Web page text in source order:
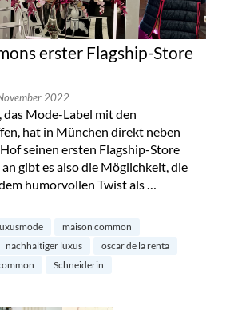
erster Flagship-Store
2022
Mode-Label mit den
hat in München direkt neben
seinen ersten Flagship-Store
gibt es also die Möglichkeit, die
humorvollen Twist als …
erster Flagship-Store in München“
maison common
nachhaltiger luxus
oscar de la renta
Schneiderin